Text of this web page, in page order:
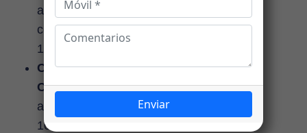
años y tasas
competitivas desde
10.05%.
Crédito de
Construcción:
acceso a hasta el
100% del valor de tu